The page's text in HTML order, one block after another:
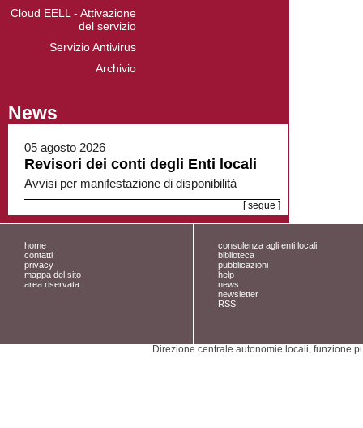
Cloud EELL - Attivazione
del servizio
Servizio Antivirus
Archivio
News
05 agosto 2026
Revisori dei conti degli Enti locali
Avvisi per manifestazione di disponibilità
[segue ]
home
contatti
privacy
mappa del sito
area riservata
consulenza agli enti locali
biblioteca
pubblicazioni
help
news
newsletter
RSS
Direzione centrale autonomie locali, funzione